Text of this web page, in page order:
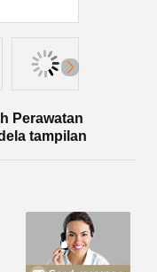
Perawatan
tampilan